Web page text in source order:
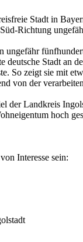
Stadt in
Richtung
ungefähr
deutsche Stadt an
So zeigt sie mit
von der
der Landkreis
hoch
Interesse sein: